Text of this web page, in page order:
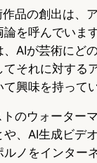
品の創出は、
を呼んでいま
、AIが芸術にど
てそれに対する
興味を持ってい
のウォーター
や、AI生成ビデ
ルノをインター